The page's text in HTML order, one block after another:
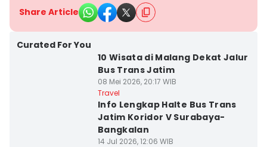
Share Article
Curated For You
10 Wisata di Malang Dekat Jalur
Bus Trans Jatim
08 Mei 2026, 20:17 WIB
Travel
Info Lengkap Halte Bus Trans
Jatim Koridor V Surabaya-
Bangkalan
14 Jul 2026, 12:06 WIB